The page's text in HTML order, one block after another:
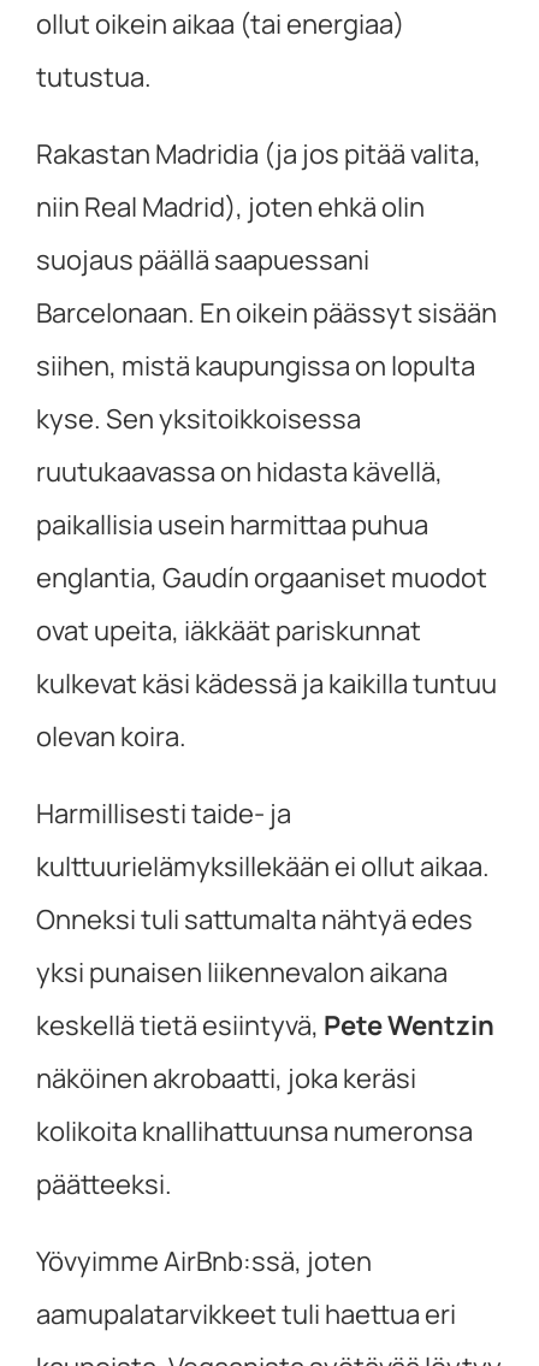
ollut oikein aikaa (tai energiaa)
tutustua.
Rakastan Madridia (ja jos pitää valita,
niin Real Madrid), joten ehkä olin
suojaus päällä saapuessani
Barcelonaan. En oikein päässyt sisään
siihen, mistä kaupungissa on lopulta
kyse. Sen yksitoikkoisessa
ruutukaavassa on hidasta kävellä,
paikallisia usein harmittaa puhua
englantia, Gaudín orgaaniset muodot
ovat upeita, iäkkäät pariskunnat
kulkevat käsi kädessä ja kaikilla tuntuu
olevan koira.
Harmillisesti taide- ja
kulttuurielämyksillekään ei ollut aikaa.
Onneksi tuli sattumalta nähtyä edes
yksi punaisen liikennevalon aikana
keskellä tietä esiintyvä, Pete Wentzin
näköinen akrobaatti, joka keräsi
kolikoita knallihattuunsa numeronsa
päätteeksi.
Yövyimme AirBnb:ssä, joten
aamupalatarvikkeet tuli haettua eri